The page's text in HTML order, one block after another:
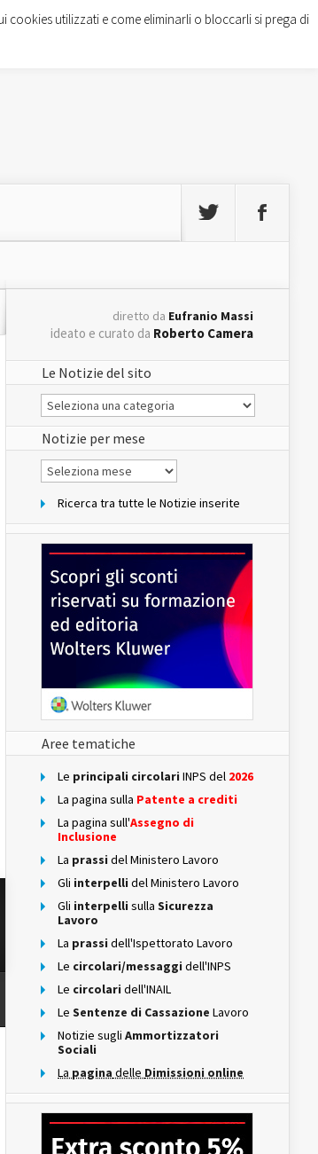
diretto da Eufranio Massi
ideato e curato da Roberto Camera
Le Notizie del sito
Le
Notizie
del
sito
Notizie per mese
Notizie
per
Ricerca tra tutte le Notizie inserite
Aree tematiche
Le principali circolari INPS del 2026
La pagina sulla Patente a crediti
La pagina sull'Assegno di
Inclusione
La prassi del Ministero Lavoro
Gli interpelli del Ministero Lavoro
Gli interpelli sulla Sicurezza
Lavoro
La prassi dell'Ispettorato Lavoro
Le circolari/messaggi dell'INPS
Le circolari dell'INAIL
Le Sentenze di Cassazione Lavoro
Notizie sugli Ammortizzatori
Sociali
La pagina delle Dimissioni online
utilizzati e come eliminarli o bloccarli si prega di